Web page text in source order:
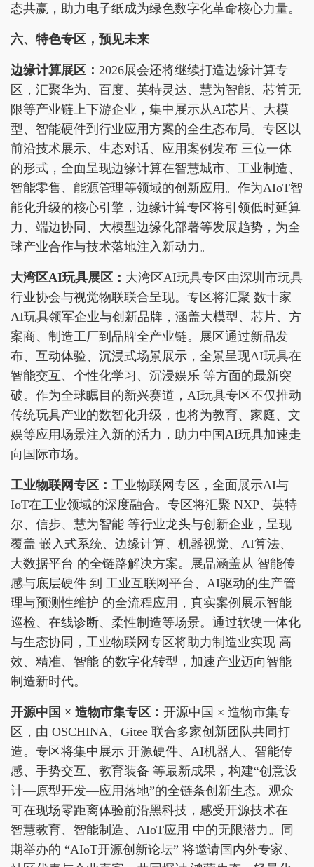
态共赢，助力电子纸成为绿色数字化革命核心力量。
六、特色专区，预见未来
边缘计算展区 ： 2026展会还将继续打造边缘计算专
区，汇聚华为、百度、英特灵达、慧为智能、芯算无
限等产业链上下游企业，集中展示从AI芯片、大模
型、智能硬件到行业应用方案的全生态布局。专区以
前沿技术展示、生态对话、应用案例发布 三位一体
的形式，全面呈现边缘计算在智慧城市、工业制造、
智能零售、能源管理等领域的创新应用。作为AIoT智
能化升级的核心引擎，边缘计算专区将引领低时延算
力、端边协同、大模型边缘化部署等发展趋势，为全
球产业合作与技术落地注入新动力。
大湾区AI玩具展区 ： 大湾区AI玩具专区由深圳市玩具
行业协会与视觉物联联合呈现。专区将汇聚 数十家
AI玩具领军企业与创新品牌，涵盖大模型、芯片、方
案商、制造工厂到品牌全产业链。展区通过新品发
布、互动体验、沉浸式场景展示，全景呈现AI玩具在
智能交互、个性化学习、沉浸娱乐 等方面的最新突
破。作为全球瞩目的新兴赛道，AI玩具专区不仅推动
传统玩具产业的数智化升级，也将为教育、家庭、文
娱等应用场景注入新的活力，助力中国AI玩具加速走
向国际市场。
工业物联网专区 ： 工业物联网专区，全面展示AI与
IoT在工业领域的深度融合。专区将汇聚 NXP、英特
尔、信步、慧为智能 等行业龙头与创新企业，呈现
覆盖 嵌入式系统、边缘计算、机器视觉、AI算法、
大数据平台 的全链路解决方案。展品涵盖从 智能传
感与底层硬件 到 工业互联网平台、AI驱动的生产管
理与预测性维护 的全流程应用，真实案例展示智能
巡检、在线诊断、柔性制造等场景。通过软硬一体化
与生态协同，工业物联网专区将助力制造业实现 高
效、精准、智能 的数字化转型，加速产业迈向智能
制造新时代。
开源中国 × 造物市集专区 ： 开源中国 × 造物市集专
区，由 OSCHINA、Gitee 联合多家创新团队共同打
造。专区将集中展示 开源硬件、AI机器人、智能传
感、手势交互、教育装备 等最新成果，构建“创意设
计—原型开发—应用落地”的全链条创新生态。观众
可在现场零距离体验前沿黑科技，感受开源技术在
智慧教育、智能制造、AIoT应用 中的无限潜力。同
期举办的 “AIoT开源创新论坛” 将邀请国内外专家、